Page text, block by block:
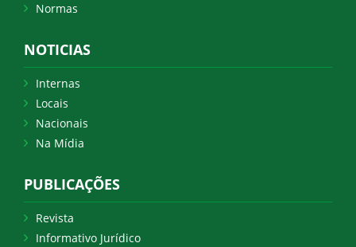
Normas
NOTICIAS
Internas
Locais
Nacionais
Na Mídia
PUBLICAÇÕES
Revista
Informativo Jurídico